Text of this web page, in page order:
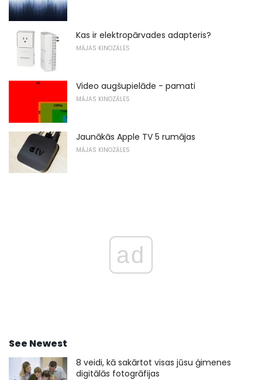
Kas ir elektropārvades adapteris?
MĀJAS KINOZĀLES
Video augšupielāde - pamati
MĀJAS KINOZĀLES
Jaunākās Apple TV 5 rumājas
MĀJAS KINOZĀLES
ad
See Newest
8 veidi, kā sakārtot visas jūsu ģimenes
digitālās fotogrāfijas